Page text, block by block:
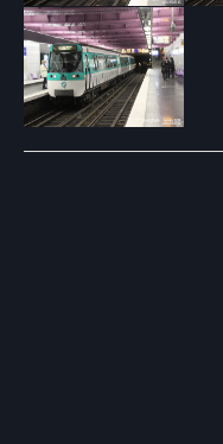
Post